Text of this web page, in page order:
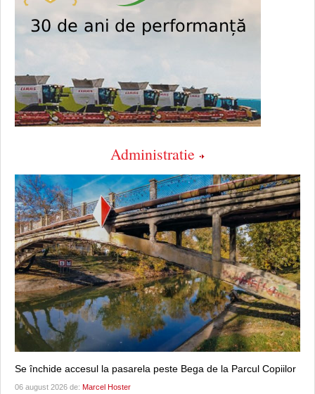
Administratie
Se închide accesul la pasarela peste Bega de la Parcul Copiilor
06 august 2026 de: Marcel Hoster